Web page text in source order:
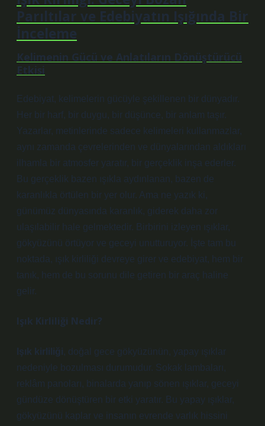
Parıltılar ve Edebiyatın Işığında Bir
İnceleme
Kelimenin Gücü ve Anlatıların Dönüştürücü
Etkisi
Edebiyat, kelimelerin gücüyle şekillenen bir dünyadır.
Her bir harf, bir duygu, bir düşünce, bir anlam taşır.
Yazarlar, metinlerinde sadece kelimeleri kullanmazlar,
aynı zamanda çevrelerinden ve dünyalarından aldıkları
ilhamla bir atmosfer yaratır, bir gerçeklik inşa ederler.
Bu gerçeklik bazen ışıkla aydınlanan, bazen de
karanlıkla örtülen bir yer olur. Ama ne yazık ki,
günümüz dünyasında karanlık, giderek daha zor
ulaşılabilir hale gelmektedir. Birbirini izleyen ışıklar,
gökyüzünü örtüyor ve geceyi unutturuyor. İşte tam bu
noktada, ışık kirliliği devreye girer ve edebiyat, hem bir
tanık, hem de bu sorunu dile getiren bir araç haline
gelir.
Işık Kirliliği Nedir?
Işık kirliliği, doğal gece gökyüzünün, yapay ışıklar
nedeniyle bozulması durumudur. Sokak lambaları,
reklâm panoları, binalarda yanıp sönen ışıklar, geceyi
gündüze dönüştüren bir etki yaratır. Bu yapay ışıklar,
gökyüzünü kaplar ve insanın evrende varlık hissini